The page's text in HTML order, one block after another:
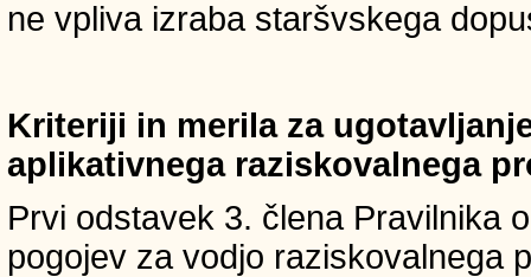
ne vpliva izraba staršvskega
Kriteriji in merila za
aplikativnega raziskovalnega
Prvi odstavek 3. člena Pravilnika
pogojev za vodjo raziskovalnega